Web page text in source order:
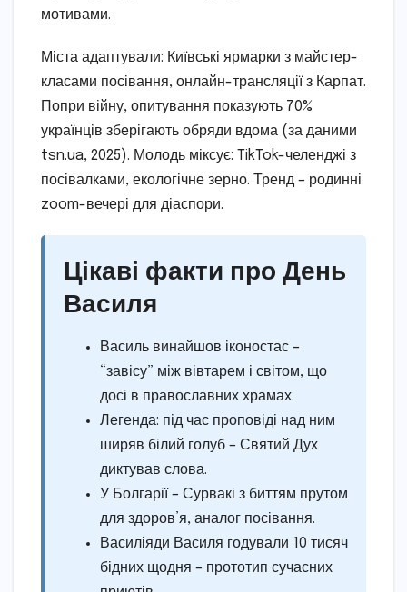
мотивами.
Міста адаптували: Київські ярмарки з майстер-
класами посівання, онлайн-трансляції з Карпат.
Попри війну, опитування показують 70%
українців зберігають обряди вдома (за даними
tsn.ua, 2025). Молодь міксує: TikTok-челенджі з
посівалками, екологічне зерно. Тренд – родинні
zoom-вечері для діаспори.
Цікаві факти про День
Василя
Василь винайшов іконостас –
“завісу” між вівтарем і світом, що
досі в православних храмах.
Легенда: під час проповіді над ним
ширяв білий голуб – Святий Дух
диктував слова.
У Болгарії – Сурвакі з биттям прутом
для здоров’я, аналог посівання.
Василіяди Василя годували 10 тисяч
бідних щодня – прототип сучасних